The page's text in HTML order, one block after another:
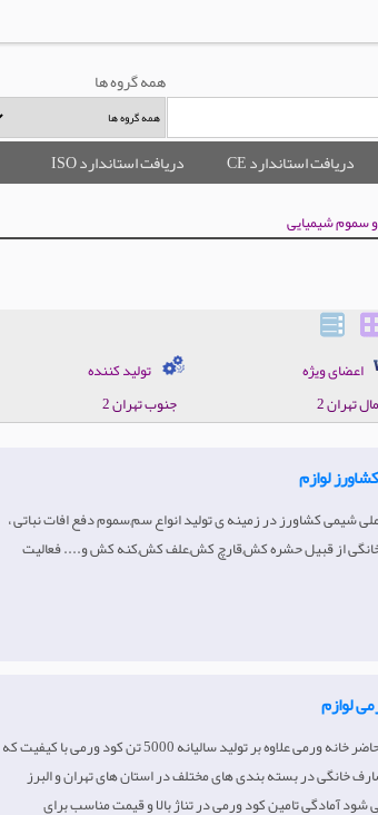
همه گروه ها
دریافت استاندارد CE دریافت استاندارد ISO
سموم شیمیایی
تولید کننده
جنوب‌ تهران 2 تهران 2
لوازم
شیمی کشاورز در زمینه ی تولید انواع سم,سموم دفع افات نباتی ،
از قبیل حشره کش,قارچ کش,علف کش,کنه کش و.... فعالیت
لوازم
در حال حاضر خانه ورمی علاوه بر تولید سالیانه 5000 تن کود ورمی با کیفیت که
خانگی در بسته بندی های مختلف در استان های تهران و البرز
شود آمادگی تامین کود ورمی در تناژ بالا و قیمت مناسب برای